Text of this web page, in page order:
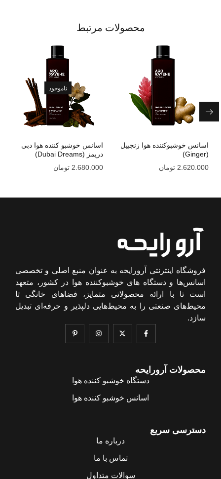
محصولات مرتبط
اسانس خوشبوکننده هوا زنجبیل
(Ginger)
2.620.000 تومان
ناموجود
اسانس خوشبو کننده هوا دبی
دریمز (Dubai Dreams)
2.680.000 تومان
فروشگاه اینترنتی آرورایحه به عنوان منبع اصلی و تخصصی
اسانس‌ها و دستگاه های خوشبوکننده هوا در کشور، متعهد
است تا با ارائه محصولاتی متمایز، فضاهای خانگی تا
محیط‌های صنعتی را به محیط‌هایی دلپذیر و حرفه‌ای تبدیل
سازد.
محصولات آرورایحه
دستگاه خوشبو کننده هوا
اسانس خوشبو کننده هوا
دسترسی سریع
درباره ما
تماس با ما
سوالات متداول